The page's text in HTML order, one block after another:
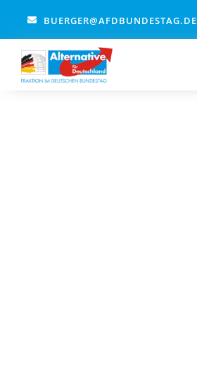
springen
BUERGER@AFDBUNDESTAG.DE